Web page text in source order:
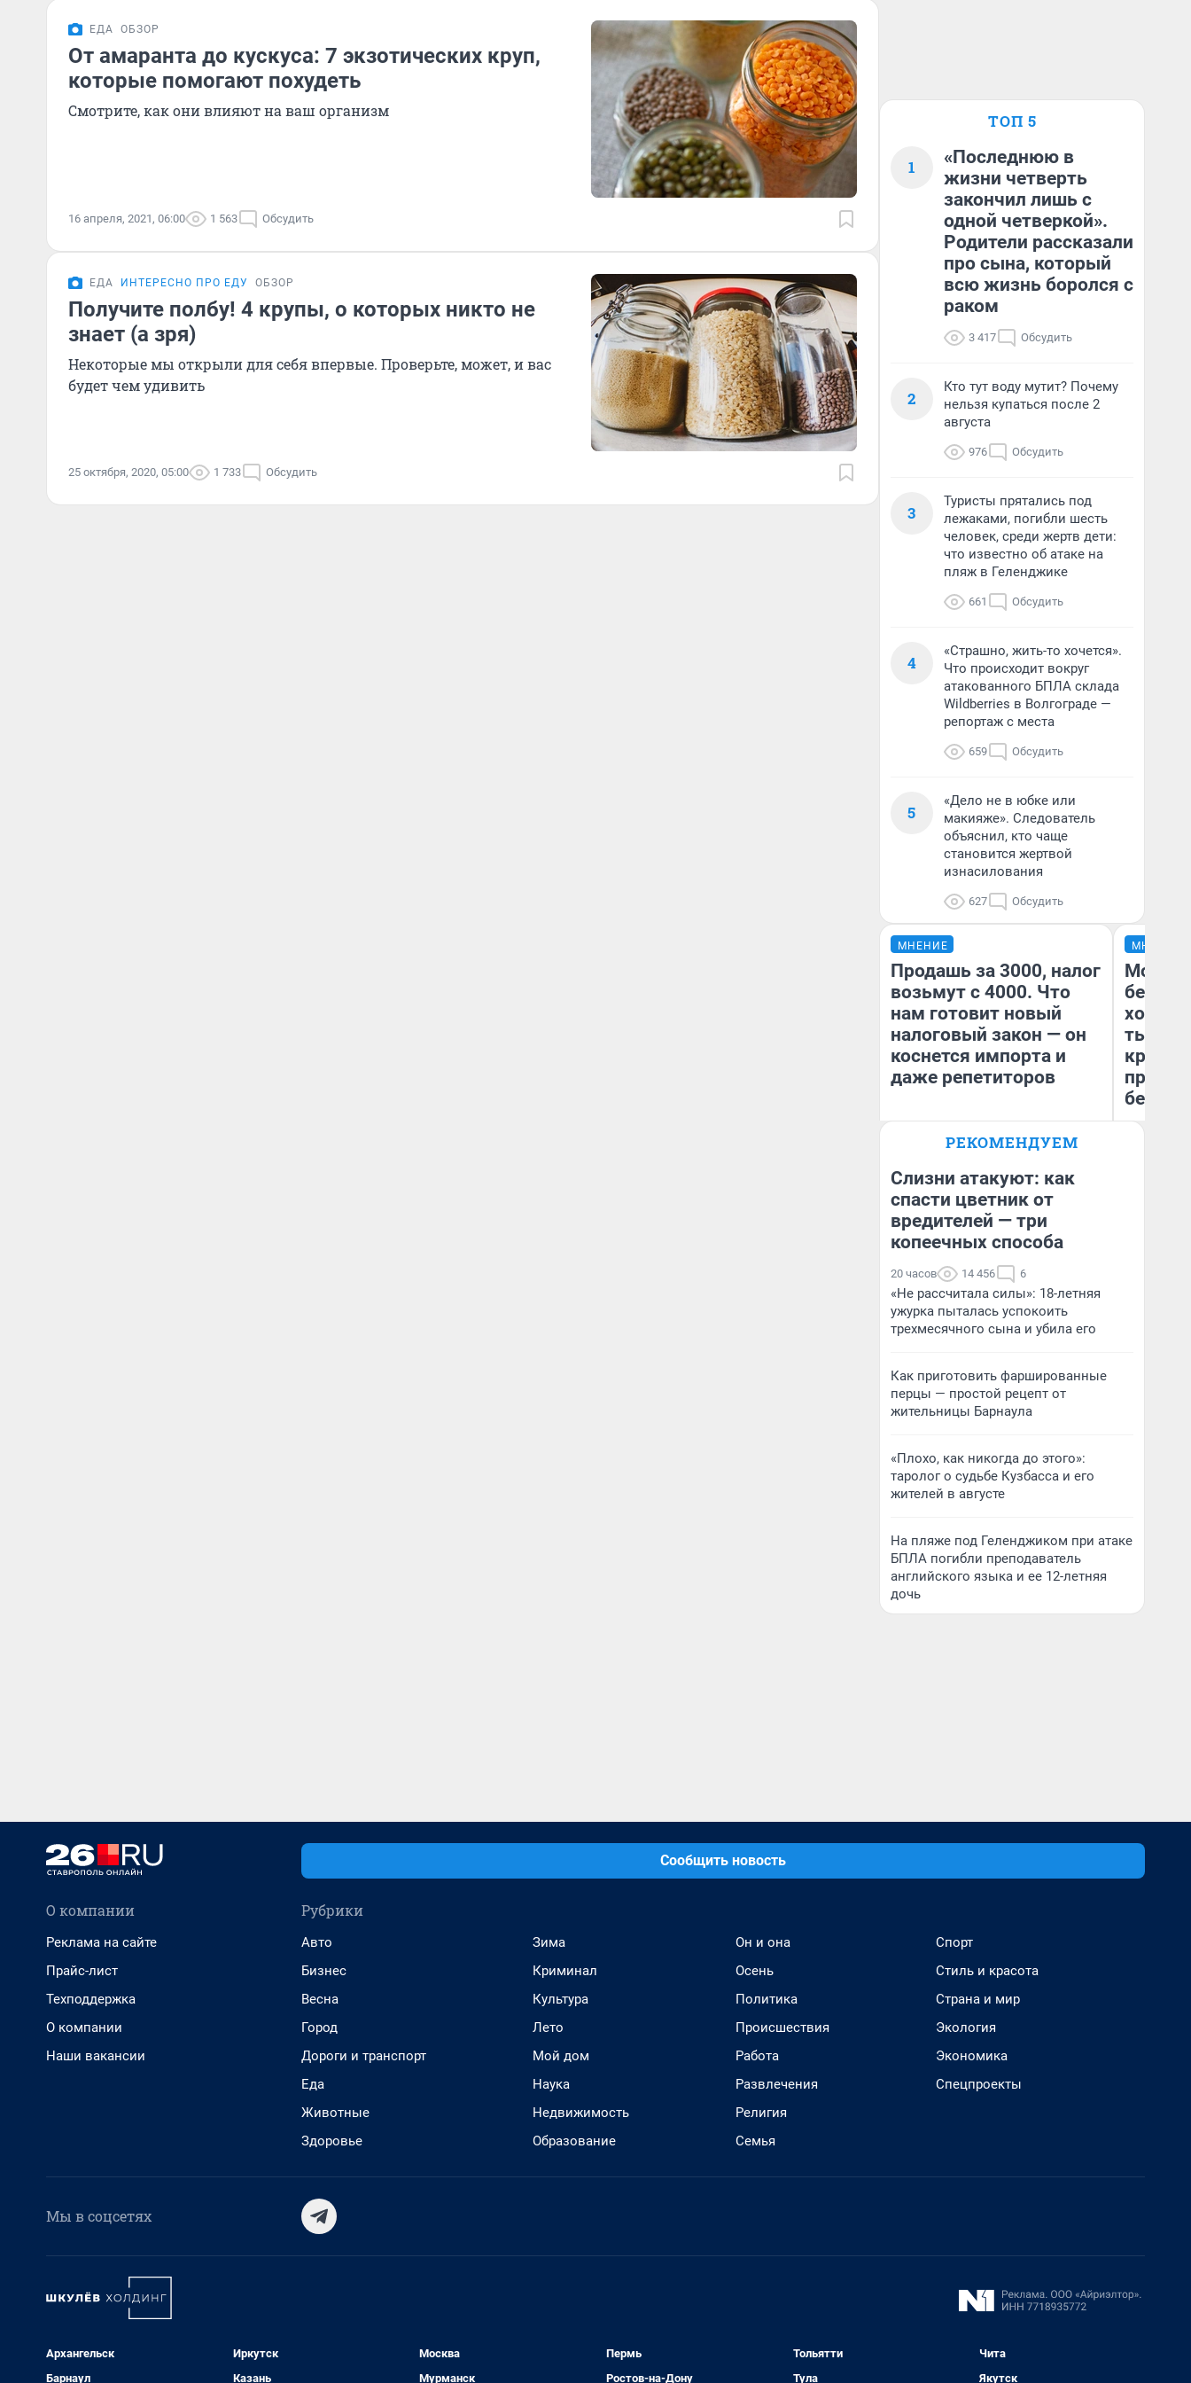
ЕДА ОБЗОР
От амаранта до кускуса: 7 экзотических круп,
которые помогают похудеть
Смотрите, как они влияют на ваш организм
16 апреля, 2021, 06:00 1 563 Обсудить
ЕДА ИНТЕРЕСНО ПРО ЕДУ ОБЗОР
Получите полбу! 4 крупы, о которых никто не
знает (а зря)
Некоторые мы открыли для себя впервые. Проверьте, может, и вас
будет чем удивить
25 октября, 2020, 05:00 1 733 Обсудить
ТОП 5
1
«Последнюю в
жизни четверть
закончил лишь с
одной четверкой».
Родители рассказали
про сына, который
всю жизнь боролся с
раком
3 417 Обсудить
2
Кто тут воду мутит? Почему
нельзя купаться после 2
августа
976 Обсудить
3
Туристы прятались под
лежаками, погибли шесть
человек, среди жертв дети:
что известно об атаке на
пляж в Геленджике
661 Обсудить
4
«Страшно, жить-то хочется».
Что происходит вокруг
атакованного БПЛА склада
Wildberries в Волгограде —
репортаж с места
659 Обсудить
5
«Дело не в юбке или
макияже». Следователь
объяснил, кто чаще
становится жертвой
изнасилования
627 Обсудить
МНЕНИЕ
Продашь за 3000, налог
возьмут с 4000. Что
нам готовит новый
налоговый закон — он
коснется импорта и
даже репетиторов
Анастасия Завгородняя
МНЕНИЕ
Мой
хотела
тысяч,
РЕКОМЕНДУЕМ
Слизни атакуют: как
спасти цветник от
вредителей — три
копеечных способа
20 часов 14 456 6
«Не рассчитала силы»: 18-летняя
ужурка пыталась успокоить
трехмесячного сына и убила его
Как приготовить фаршированные
перцы — простой рецепт от
жительницы Барнаула
«Плохо, как никогда до этого»:
таролог о судьбе Кузбасса и его
жителей в августе
На пляже под Геленджиком при атаке
БПЛА погибли преподаватель
английского языка и ее 12-летняя
дочь
Сообщить новость
О компании
Реклама на сайте
Прайс-лист
Техподдержка
О компании
Наши вакансии
Рубрики
Авто
Бизнес
Весна
Город
Дороги и транспорт
Еда
Животные
Здоровье
Зима
Криминал
Культура
Лето
Мой дом
Наука
Недвижимость
Образование
Он и она
Осень
Политика
Происшествия
Работа
Развлечения
Религия
Семья
Спорт
Стиль и красота
Страна и мир
Экология
Экономика
Спецпроекты
Мы в соцсетях
Архангельск
Барнаул
Иркутск
Казань
Москва
Мурманск
Пермь
Ростов-на-Дону
Тольятти
Тула
Чита
Якутск